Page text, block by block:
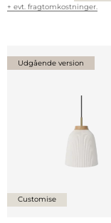
+ evt. fragtomkostninger.
Udgående version
Customise